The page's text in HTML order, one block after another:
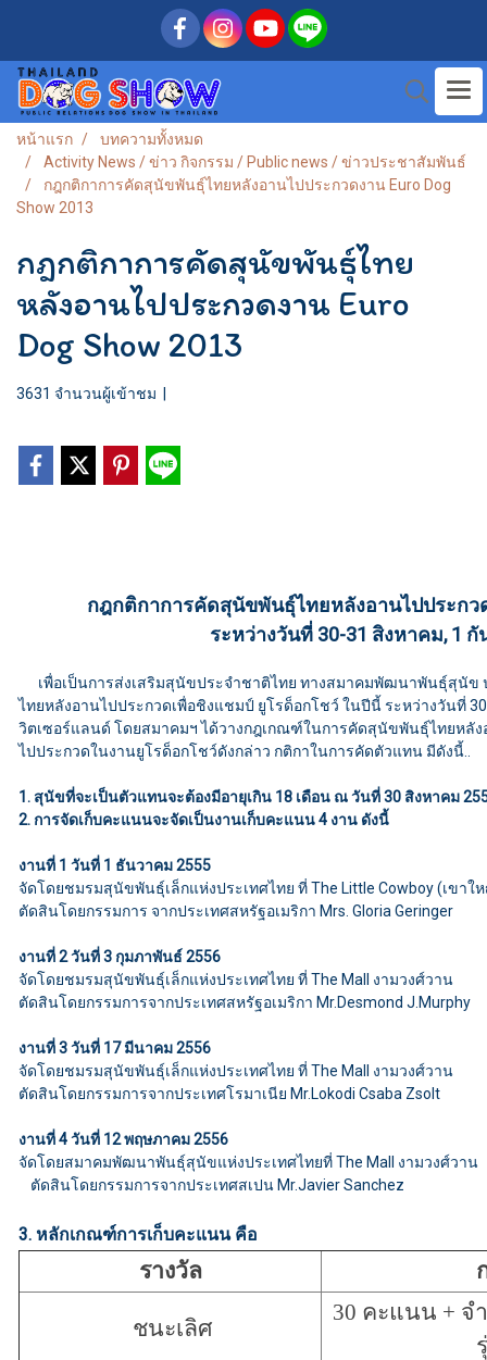
หน้าแรก
บทความทั้งหมด
Activity News / ข่าว กิจกรรม / Public news / ข่าวประชาสัมพันธ์
กฎกติกาการคัดสุนัขพันธุ์ไทยหลังอานไปประกวดงาน Euro Dog
Show 2013
กฎกติกาการคัดสุนัขพันธุ์ไทย
หลังอานไปประกวดงาน Euro
Dog Show 2013
3631 จำนวนผู้เข้าชม
กฎกติกาการคัดสุนัขพันธุ์ไทยหลังอานไปประกวด
ระหว่างวันที่ 30-31 สิงหาคม, 1 กั
เพื่อเป็นการส่งเสริมสุนัขประจำชาติไทย ทางสมาคมพัฒนาพันธุ์สุนัข
ไทยหลังอานไปประกวดเพื่อชิงแชมป์ ยูโรด็อกโชว์ ในปีนี้ ระหว่างวันที่
วิตเซอร์แลนด์ โดยสมาคมฯ ได้วางกฎเกณฑ์ในการคัดสุนัขพันธุ์ไทยหลัง
ไปประกวดในงานยูโรด็อกโชว์ดังกล่าว กติกาในการคัดตัวแทน มีดังนี้..
1. สุนัขที่จะเป็นตัวแทนจะต้องมีอายุเกิน 18 เดือน ณ วันที่ 30 สิงหาคม
2. การจัดเก็บคะแนนจะจัดเป็นงานเก็บคะแนน 4 งาน ดังนี้
งานที่ 1 วันที่ 1 ธันวาคม 2555
จัดโดยชมรมสุนัขพันธุ์เล็กแห่งประเทศไทย ที่ The Little Cowboy (เขาใ
ตัดสินโดยกรรมการ จากประเทศสหรัฐอเมริกา Mrs. Gloria Geringer
งานที่ 2 วันที่ 3 กุมภาพันธ์ 2556
จัดโดยชมรมสุนัขพันธุ์เล็กแห่งประเทศไทย ที่ The Mall งามวงศ์วาน
ตัดสินโดยกรรมการจากประเทศสหรัฐอเมริกา Mr.Desmond J.Murphy
งานที่ 3 วันที่ 17 มีนาคม 2556
จัดโดยชมรมสุนัขพันธุ์เล็กแห่งประเทศไทย ที่ The Mall งามวงศ์วาน
ตัดสินโดยกรรมการจากประเทศโรมาเนีย Mr.Lokodi Csaba Zsolt
งานที่ 4 วันที่ 12 พฤษภาคม 2556
จัดโดยสมาคมพัฒนาพันธุ์สุนัขแห่งประเทศไทยที่ The Mall งามวงศ์วาน
ตัดสินโดยกรรมการจากประเทศสเปน Mr.Javier Sanchez
3. หลักเกณฑ์การเก็บคะแนน คือ
รางวัล
ชนะเลิศ
30 คะแนน +